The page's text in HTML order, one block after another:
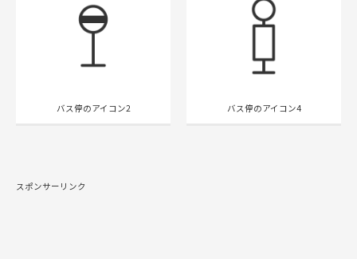
バス停のアイコン2 バス停のアイコン4
スポンサーリンク